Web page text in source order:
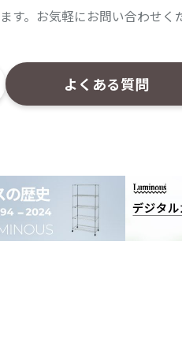
す。お気軽にお問い合わせく
よくある質問